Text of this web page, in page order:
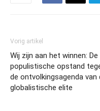
Vorig artikel
Wij zijn aan het winnen: De
populistische opstand
de ontvolkingsagenda van
globalistische elite